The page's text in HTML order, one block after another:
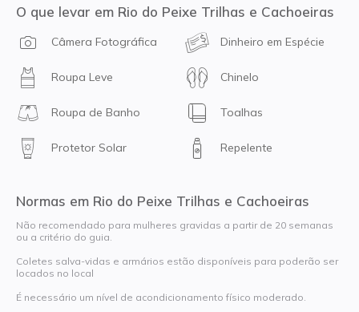
O que levar em Rio do Peixe Trilhas e Cachoeiras
Câmera Fotográfica Dinheiro em Espécie
Roupa Leve Chinelo
Roupa de Banho Toalhas
Protetor Solar Repelente
Normas em Rio do Peixe Trilhas e Cachoeiras
Não recomendado para mulheres gravidas a partir de 20 semanas
ou a critério do guia.
Coletes salva-vidas e armários estão disponíveis para poderão ser
locados no local
É necessário um nível de acondicionamento físico moderado.